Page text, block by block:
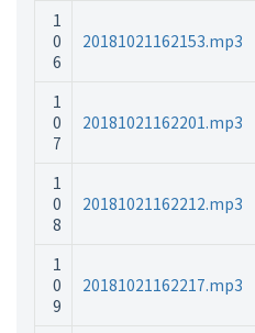
1
0
6
20181021162153.mp3
1
0
7
20181021162201.mp3
1
0
8
20181021162212.mp3
1
0
9
20181021162217.mp3